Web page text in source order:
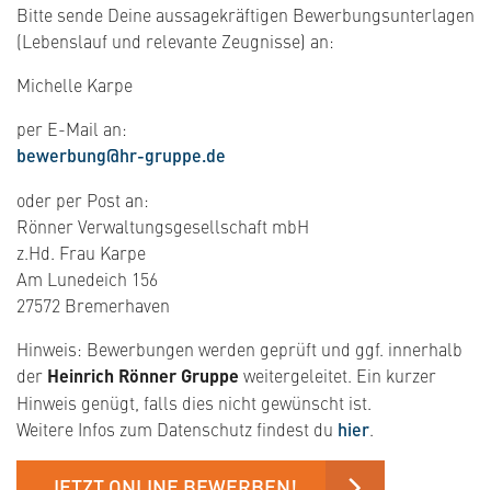
Bitte sende Deine aussagekräftigen Bewerbungsunterlagen
(Lebenslauf und relevante Zeugnisse) an:
Michelle Karpe
per E-Mail an:
​​​​bewerbung@hr-gruppe.de
oder per Post an:
Rönner Verwaltungsgesellschaft mbH
z.Hd. Frau Karpe
Am Lunedeich 156
27572 Bremerhaven
Hinweis: Bewerbungen werden geprüft und ggf. innerhalb
der Heinrich Rönner Gruppe weitergeleitet. Ein kurzer
Hinweis genügt, falls dies nicht gewünscht ist.
Weitere Infos zum Datenschutz findest du hier.